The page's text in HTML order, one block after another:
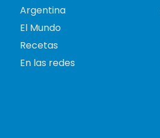
Argentina
El Mundo
Recetas
En las redes